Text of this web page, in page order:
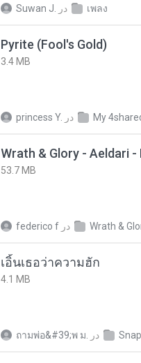
Suwan J. در เพลง
Pyrite (Fool's Gold)
3.4 MB
princess Y. در My
53.7 MB
federico f در Wrath &
เอิ้นเธอว่าความฮัก
4.1 MB
ถามพ่อ&#39;พ ม. در